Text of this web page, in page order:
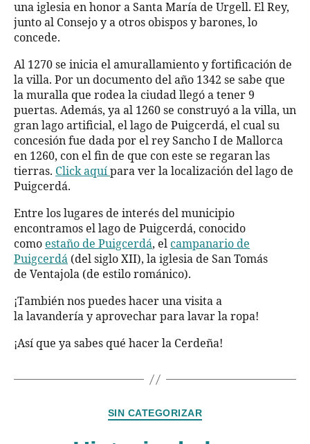
una iglesia en honor a Santa María de Urgell. El Rey,
junto al Consejo y a otros obispos y barones, lo
concede.
Al 1270 se inicia el amurallamiento y fortificación de
la villa. Por un documento del año 1342 se sabe que
la muralla que rodea la ciudad llegó a tener 9
puertas. Además, ya al 1260 se construyó a la villa, un
gran lago artificial, el lago de Puigcerdá, el cual su
concesión fue dada por el rey Sancho I de Mallorca
en 1260, con el fin de que con este se regaran las
tierras. Click aquí para ver la localización del lago de
Puigcerdá.
Entre los lugares de interés del municipio
encontramos el lago de Puigcerdá, conocido
como estaño de Puigcerdá, el campanario de
Puigcerdá (del siglo XII), la iglesia de San Tomás
de Ventajola (de estilo románico).
¡También nos puedes hacer una visita a
la lavandería y aprovechar para lavar la ropa!
¡Así que ya sabes qué hacer la Cerdeña!
SIN CATEGORIZAR